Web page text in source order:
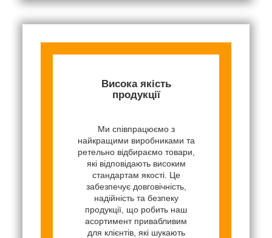
Висока якість
продукції
Ми співпрацюємо з
найкращими виробниками та
ретельно відбираємо товари,
які відповідають високим
стандартам якості. Це
забезпечує довговічність,
надійність та безпеку
продукції, що робить наш
асортимент привабливим
для клієнтів, які шукають